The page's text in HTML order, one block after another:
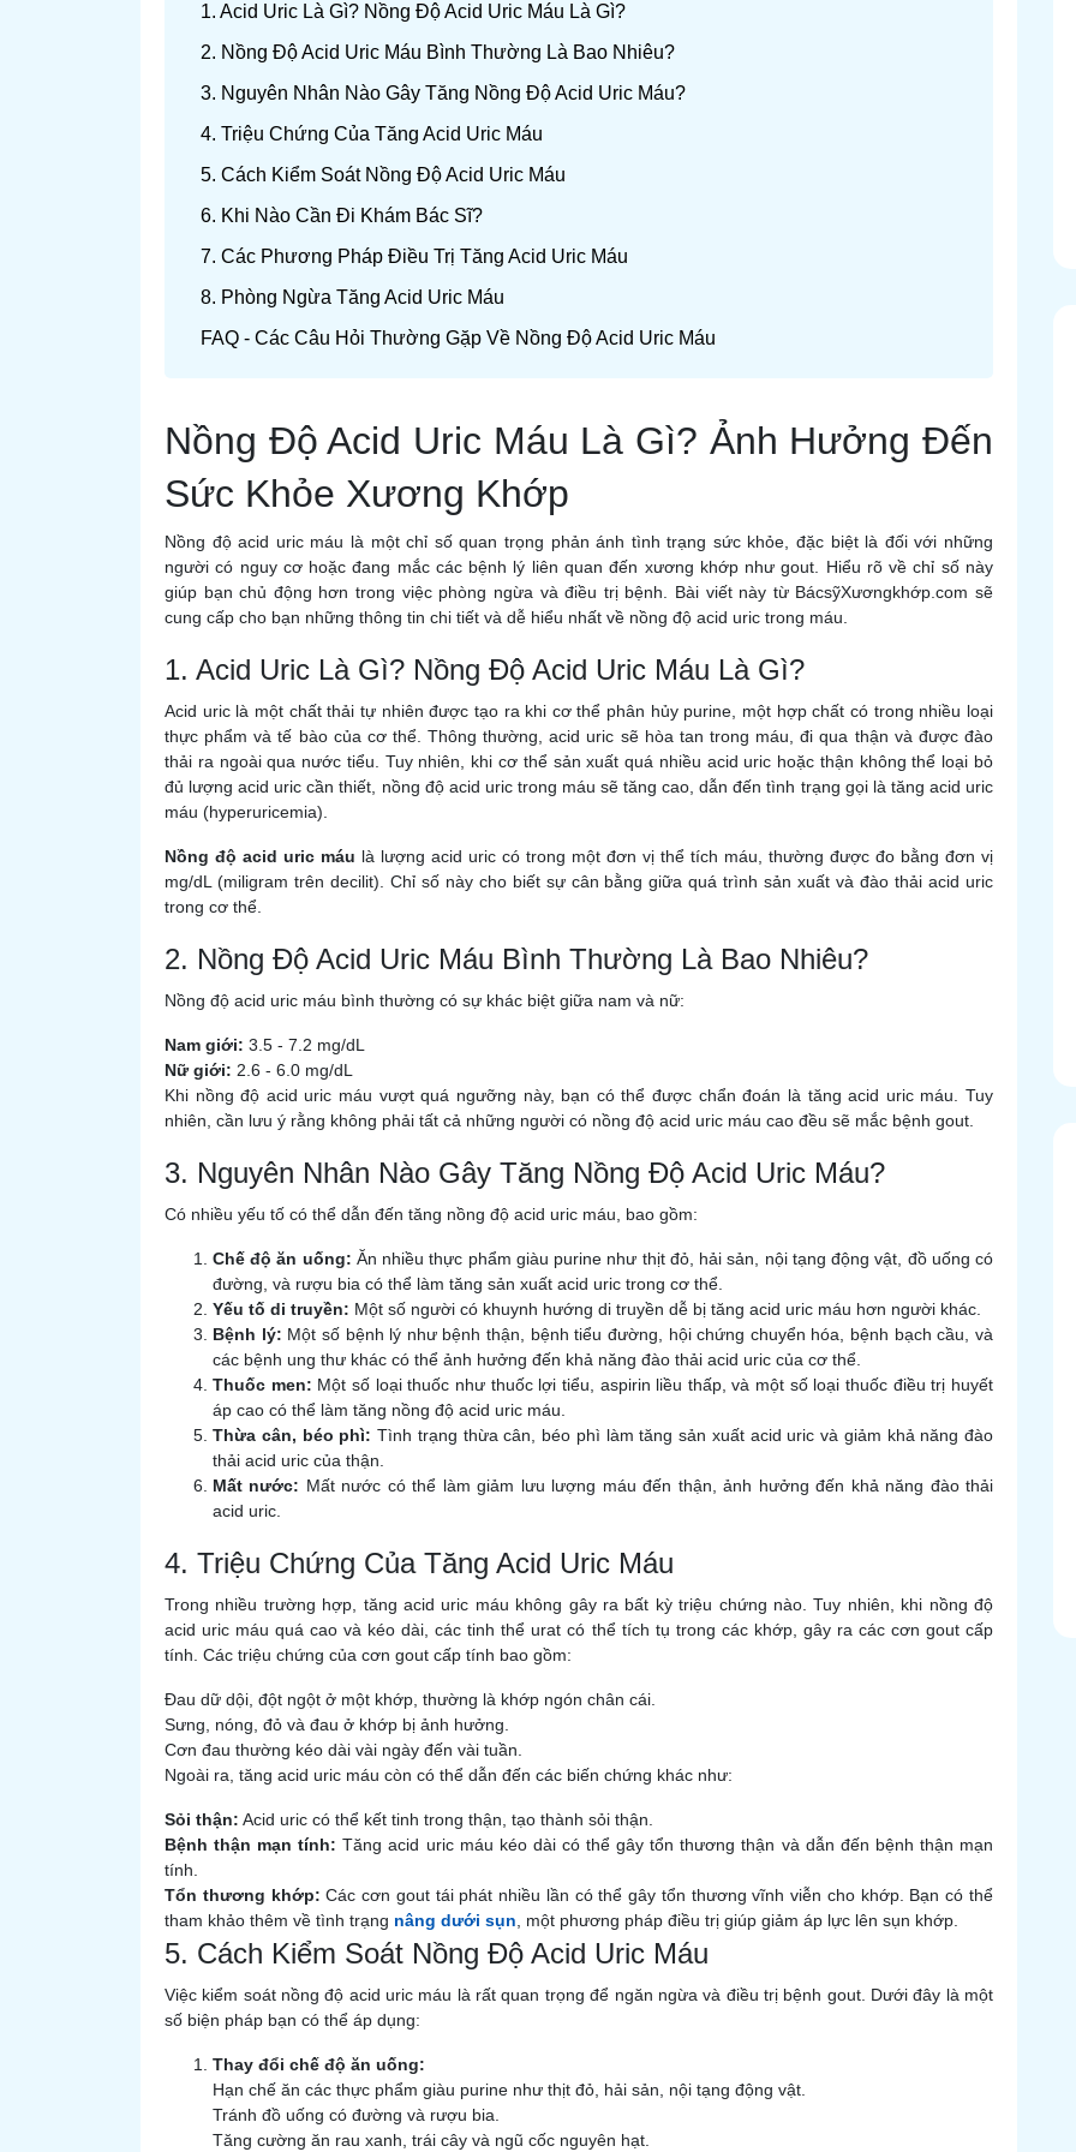
1. Acid Uric Là Gì? Nồng Độ Acid Uric Máu Là Gì?
2. Nồng Độ Acid Uric Máu Bình Thường Là Bao Nhiêu?
3. Nguyên Nhân Nào Gây Tăng Nồng Độ Acid Uric Máu?
4. Triệu Chứng Của Tăng Acid Uric Máu
5. Cách Kiểm Soát Nồng Độ Acid Uric Máu
6. Khi Nào Cần Đi Khám Bác Sĩ?
7. Các Phương Pháp Điều Trị Tăng Acid Uric Máu
8. Phòng Ngừa Tăng Acid Uric Máu
FAQ - Các Câu Hỏi Thường Gặp Về Nồng Độ Acid Uric Máu
Nồng Độ Acid Uric Máu Là Gì? Ảnh Hưởng Đến
Sức Khỏe Xương Khớp
Nồng độ acid uric máu là một chỉ số quan trọng phản ánh tình trạng sức khỏe, đặc biệt là đối với những
người có nguy cơ hoặc đang mắc các bệnh lý liên quan đến xương khớp như gout. Hiểu rõ về chỉ số này
giúp bạn chủ động hơn trong việc phòng ngừa và điều trị bệnh. Bài viết này từ BácsỹXươngkhớp.com sẽ
cung cấp cho bạn những thông tin chi tiết và dễ hiểu nhất về nồng độ acid uric trong máu.
1. Acid Uric Là Gì? Nồng Độ Acid Uric Máu Là Gì?
Acid uric là một chất thải tự nhiên được tạo ra khi cơ thể phân hủy purine, một hợp chất có trong nhiều loại
thực phẩm và tế bào của cơ thể. Thông thường, acid uric sẽ hòa tan trong máu, đi qua thận và được đào
thải ra ngoài qua nước tiểu. Tuy nhiên, khi cơ thể sản xuất quá nhiều acid uric hoặc thận không thể loại bỏ
đủ lượng acid uric cần thiết, nồng độ acid uric trong máu sẽ tăng cao, dẫn đến tình trạng gọi là tăng acid uric
máu (hyperuricemia).
Nồng độ acid uric máu là lượng acid uric có trong một đơn vị thể tích máu, thường được đo bằng đơn vị
mg/dL (miligram trên decilit). Chỉ số này cho biết sự cân bằng giữa quá trình sản xuất và đào thải acid uric
trong cơ thể.
2. Nồng Độ Acid Uric Máu Bình Thường Là Bao Nhiêu?
Nồng độ acid uric máu bình thường có sự khác biệt giữa nam và nữ:
Nam giới: 3.5 - 7.2 mg/dL
Nữ giới: 2.6 - 6.0 mg/dL
Khi nồng độ acid uric máu vượt quá ngưỡng này, bạn có thể được chẩn đoán là tăng acid uric máu. Tuy
nhiên, cần lưu ý rằng không phải tất cả những người có nồng độ acid uric máu cao đều sẽ mắc bệnh gout.
3. Nguyên Nhân Nào Gây Tăng Nồng Độ Acid Uric Máu?
Có nhiều yếu tố có thể dẫn đến tăng nồng độ acid uric máu, bao gồm:
Chế độ ăn uống: Ăn nhiều thực phẩm giàu purine như thịt đỏ, hải sản, nội tạng động vật, đồ uống có
đường, và rượu bia có thể làm tăng sản xuất acid uric trong cơ thể.
Yếu tố di truyền: Một số người có khuynh hướng di truyền dễ bị tăng acid uric máu hơn người khác.
Bệnh lý: Một số bệnh lý như bệnh thận, bệnh tiểu đường, hội chứng chuyển hóa, bệnh bạch cầu, và
các bệnh ung thư khác có thể ảnh hưởng đến khả năng đào thải acid uric của cơ thể.
Thuốc men: Một số loại thuốc như thuốc lợi tiểu, aspirin liều thấp, và một số loại thuốc điều trị huyết
áp cao có thể làm tăng nồng độ acid uric máu.
Thừa cân, béo phì: Tình trạng thừa cân, béo phì làm tăng sản xuất acid uric và giảm khả năng đào
thải acid uric của thận.
Mất nước: Mất nước có thể làm giảm lưu lượng máu đến thận, ảnh hưởng đến khả năng đào thải
acid uric.
4. Triệu Chứng Của Tăng Acid Uric Máu
Trong nhiều trường hợp, tăng acid uric máu không gây ra bất kỳ triệu chứng nào. Tuy nhiên, khi nồng độ
acid uric máu quá cao và kéo dài, các tinh thể urat có thể tích tụ trong các khớp, gây ra các cơn gout cấp
tính. Các triệu chứng của cơn gout cấp tính bao gồm:
Đau dữ dội, đột ngột ở một khớp, thường là khớp ngón chân cái.
Sưng, nóng, đỏ và đau ở khớp bị ảnh hưởng.
Cơn đau thường kéo dài vài ngày đến vài tuần.
Ngoài ra, tăng acid uric máu còn có thể dẫn đến các biến chứng khác như:
Sỏi thận: Acid uric có thể kết tinh trong thận, tạo thành sỏi thận.
Bệnh thận mạn tính: Tăng acid uric máu kéo dài có thể gây tổn thương thận và dẫn đến bệnh thận mạn
tính.
Tổn thương khớp: Các cơn gout tái phát nhiều lần có thể gây tổn thương vĩnh viễn cho khớp. Bạn có thể
tham khảo thêm về tình trạng nâng dưới sụn , một phương pháp điều trị giúp giảm áp lực lên sụn khớp.
5. Cách Kiểm Soát Nồng Độ Acid Uric Máu
Việc kiểm soát nồng độ acid uric máu là rất quan trọng để ngăn ngừa và điều trị bệnh gout. Dưới đây là một
số biện pháp bạn có thể áp dụng:
Thay đổi chế độ ăn uống:
Hạn chế ăn các thực phẩm giàu purine như thịt đỏ, hải sản, nội tạng động vật.
Tránh đồ uống có đường và rượu bia.
Tăng cường ăn rau xanh, trái cây và ngũ cốc nguyên hạt.